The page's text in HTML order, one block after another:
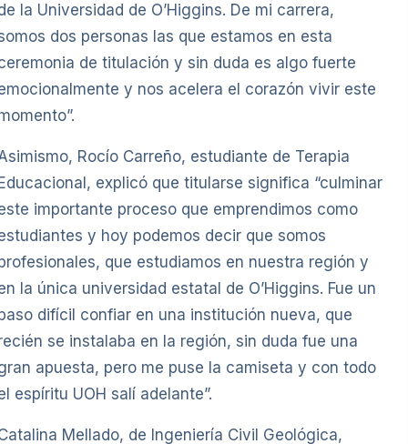
la Universidad de O’Higgins. De mi carrera,
dos personas las que estamos en esta
de titulación y sin duda es algo fuerte
y nos acelera el corazón vivir este
Rocío Carreño, estudiante de Terapia
explicó que titularse significa “culminar
importante proceso que emprendimos como
y hoy podemos decir que somos
que estudiamos en nuestra región y
la única universidad estatal de O’Higgins. Fue un
difícil confiar en una institución nueva, que
se instalaba en la región, sin duda fue una
apuesta, pero me puse la camiseta y con todo
espíritu UOH salí adelante”.
Mellado, de Ingeniería Civil Geológica,